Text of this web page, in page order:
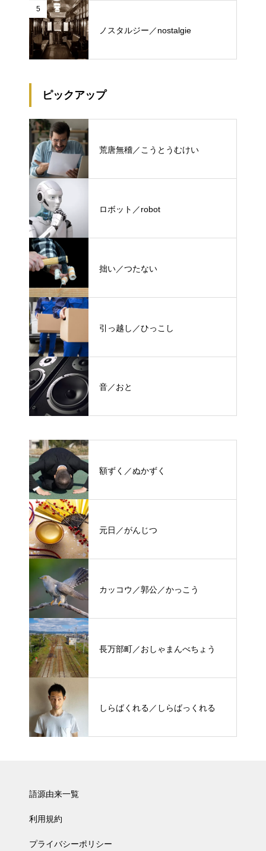
5
ノスタルジー／nostalgie
ピックアップ
荒唐無稽／こうとうむけい
ロボット／robot
拙い／つたない
引っ越し／ひっこし
音／おと
額ずく／ぬかずく
元日／がんじつ
カッコウ／郭公／かっこう
長万部町／おしゃまんべちょう
しらばくれる／しらばっくれる
語源由来一覧
利用規約
プライバシーポリシー